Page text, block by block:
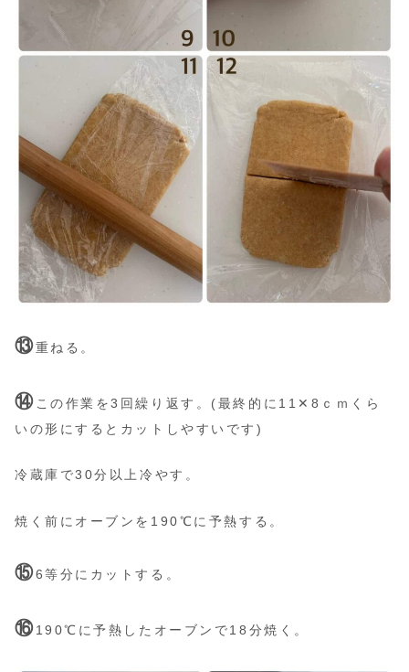
⑬重ねる。
⑭ この作業を3回繰り返す。(最終的に11✕8ｃｍくら
いの形にするとカットしやすいです)
冷蔵庫で30分以上冷やす。
焼く前にオーブンを190℃に予熱する。
⑮6等分にカットする。
⑯190℃に予熱したオーブンで18分焼く。